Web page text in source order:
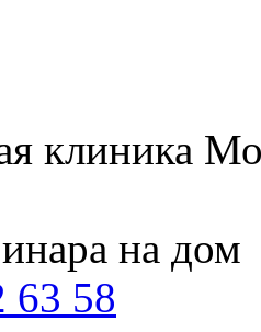
клиника
на дом
63 58